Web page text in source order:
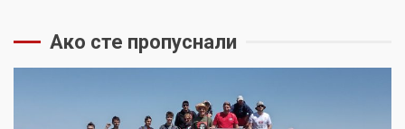
Ако сте пропуснали